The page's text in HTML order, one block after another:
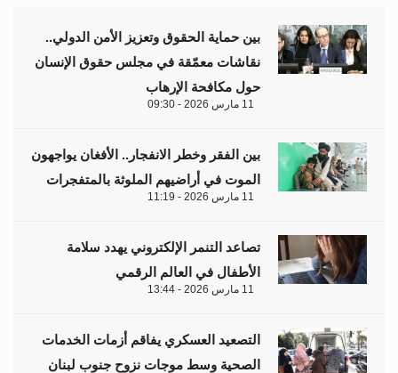
بين حماية الحقوق وتعزيز الأمن الدولي..
نقاشات معمّقة في مجلس حقوق الإنسان
حول مكافحة الإرهاب
11 مارس 2026 - 09:30
بين الفقر وخطر الانفجار.. الأفغان يواجهون
الموت في أراضيهم الملوثة بالمتفجرات
11 مارس 2026 - 11:19
تصاعد التنمر الإلكتروني يهدد سلامة
الأطفال في العالم الرقمي
11 مارس 2026 - 13:44
التصعيد العسكري يفاقم أزمات الخدمات
الصحية وسط موجات نزوح جنوب لبنان